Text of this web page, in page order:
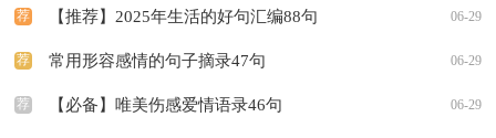
荐 【推荐】2025年生活的好句汇编88句 06-29
荐 常用形容感情的句子摘录47句 06-29
荐 【必备】唯美伤感爱情语录46句 06-29